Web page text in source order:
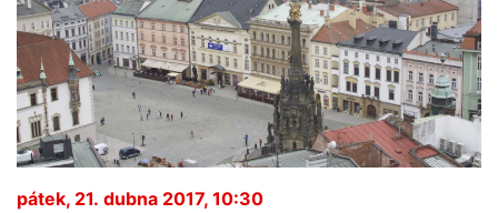
pátek, 21. dubna 2017, 10:30